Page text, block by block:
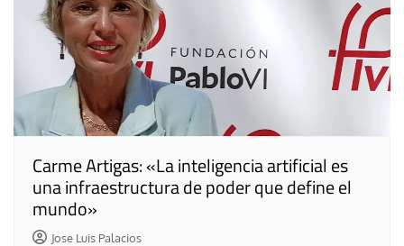
Carme Artigas: «La inteligencia artificial es
una infraestructura de poder que define el
mundo»
Jose Luis Palacios